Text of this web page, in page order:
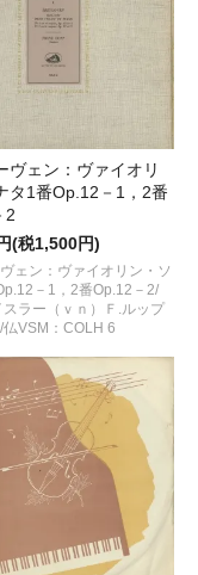
ヴェン：ヴァイオリ
タ1番Op.12－1，2番
2
(税1,500円)
ェン：ヴァイオリン・ソ
－1，2番Op.12－2/
スラー（ｖｎ）Ｆ.ルップ
/仏VSM：COLH 6